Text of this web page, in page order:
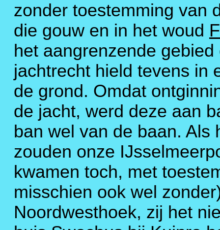
zonder toestemming van
die gouw en in het woud
het aangrenzende
jachtrecht hield tevens in
de grond. Omdat
de jacht, werd deze aan
ban wel van de baan. Als
zouden onze
kwamen toch, met
misschien ook wel
Noordwesthoek, zij het